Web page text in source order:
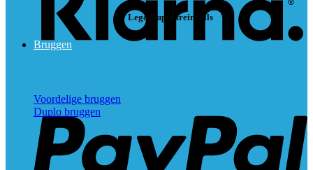
Lego Duplo treinrails
Bruggen
Voordelige bruggen
Duplo bruggen